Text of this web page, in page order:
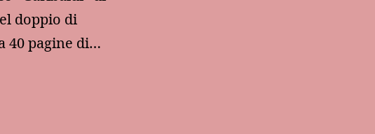
doppio di
40 pagine di…